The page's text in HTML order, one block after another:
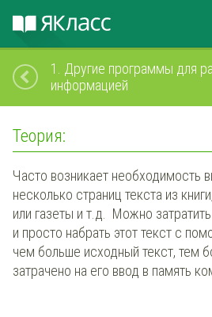
1.
Другие программы для
информацией
Теория:
Часто возникает необходимость
несколько страниц текста из
или газеты и т.д. Можно
и просто набрать этот текст с
чем больше исходный текст, тем
затрачено на его ввод в память